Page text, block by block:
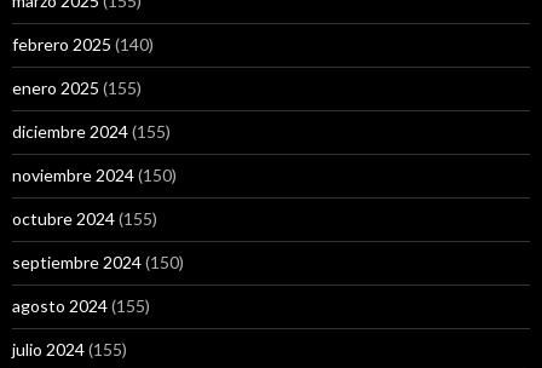
febrero 2025 (140)
enero 2025 (155)
diciembre 2024(155)
noviembre 2024(150)
octubre 2024(155)
septiembre 2024(150)
agosto 2024(155)
julio 2024(155)